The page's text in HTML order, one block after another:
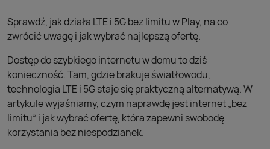
Sprawdź, jak działa LTE i 5G bez limitu w Play, na co
zwrócić uwagę i jak wybrać najlepszą ofertę.
Dostęp do szybkiego internetu w domu to dziś
konieczność. Tam, gdzie brakuje światłowodu,
technologia LTE i 5G staje się praktyczną alternatywą. W
artykule wyjaśniamy, czym naprawdę jest internet „bez
limitu” i jak wybrać ofertę, która zapewni swobodę
korzystania bez niespodzianek.